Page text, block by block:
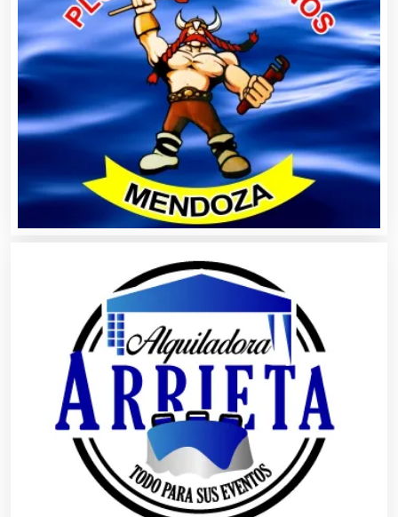
Análisis de Aguas
Animadores de Eventos
Aparatos y Equipos Eléctricos
Artes Gráficas
Artesanías
Artículos de Oficina